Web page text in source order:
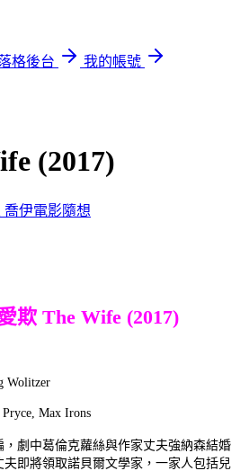
格後台
我的帳號
(2017)
喬伊電影隨想
欺 The Wife (2017)
Wolitzer
Pryce, Max Irons
劇中葛倫克蘿絲與作家丈夫強納森結婚
即將領取諾貝爾文學家，一家人包括兒